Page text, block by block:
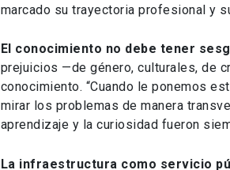
marcado su trayectoria profesional y
El conocimiento no debe tener
prejuicios —de género, culturales, de
conocimiento. “Cuando le ponemos
mirar los problemas de manera
aprendizaje y la curiosidad fueron
La infraestructura como servicio